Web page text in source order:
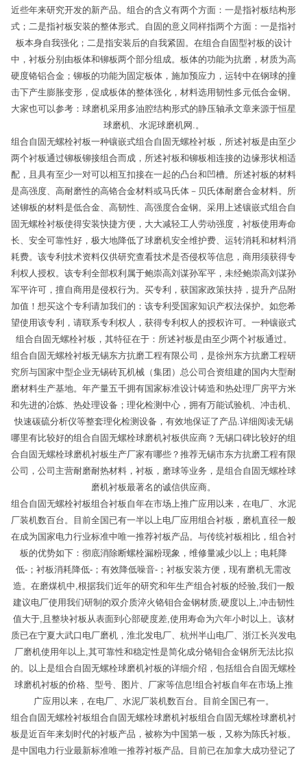
近些年来研究开发的新产品。组合的含义有两个方面：一是指衬板结构形
式；二是指衬板安装的整体形式。自固的意义同样指两个方面：一是指衬
板本身自我强化；二是指安装后的自我紧固。在组合自固型衬板的设计
中，衬板分别由板体和铆板两个部分组成。板体的功能为抗磨，材质为高
硬度铬铝合金；铆板的功能为固定板体，施加预应力，运转中在钢球的撞
击下产生膨胀变形，促成板体的整体强化，材料选用韧性多元低合金钢。
大家也可以参考：球磨机采用多油腔结构形式的静压轴承文章来源于恒星
球磨机、水泥球磨机网.。
组合自固无螺栓衬板一种镶嵌式组合自固无螺栓衬板，所述衬板是由至少
两个衬板通过铆板铆接组合而成，所述衬板和铆板相连接的边缘形状相适
配，且具有至少一对可以相互扣接在一起的凸台和凹槽。所述衬板的材料
是高强度、高耐磨性的高铬合金材料或马氏体－贝氏体耐磨合金材料。所
述铆板的材料是低合金、高韧性、高强度合金钢。采用上述镶嵌式组合自
固无螺栓衬板使得安装快捷方便，大大减轻工人劳动强度，衬板使用寿命
长、安全可靠性好，极大地降低了球磨机安全维护费、运转消耗和材料消
耗费。该专利技术资料仅供研究查看技术是否侵权等信息，商用须获得专
利权人授权。该专利全部权利属于鲍崇高刘谋孙军平，未经鲍崇高刘谋孙
军平许可，擅自商用是侵权行为。买专利，获国家政策扶持，提升产品附
加值！想买这个专利请加我们的：该专利受国家知识产权法保护。如您希
望使用该专利，请联系专利权人，获得专利权人的授权许可。一种镶嵌式
组合自固无螺栓衬板，其特征在于：所述衬板是由至少两个衬板通过。
组合自固无螺栓衬板无锡东方抗磨工程有限公司，是徐州东方抗磨工程研
究所与国家中型企业无锡砖瓦机械（集团）总公司合资组建的国内大型耐
磨材料生产基地。年产量五千拥有国家标准设计铸造和热处理厂房平方米
和先进的冶炼、热处理设备；理化检测中心，拥有万能试验机、冲击机、
快速碳硫分析仪等整套理化检测设备，有效地保证了产品.详细阅读无锡
哪里有比较好的组合自固无螺栓球磨机衬板供应商？无锡口碑比较好的组
合自固无螺栓球磨机衬板生产厂家有哪些？推荐无锡市东方抗磨工程有限
公司，公司主营耐磨耐热材料，衬板，磨球等业务，是组合自固无螺栓球
磨机衬板最著名的诚信供应商。
组合自固无螺栓衬板组合衬板自年在市场上推广应用以来，在电厂、水泥
厂装机数百台。目前全国已有一半以上电厂应用组合衬板，磨机直径一般
在成为国家电力行业标准中唯一推荐衬板产品。与传统衬板相比，组合衬
板的优势如下：彻底消除断螺栓漏粉现象，维修量减少以上；电耗降
低-；衬板消耗降低-；有效降低噪音-；衬板安装方便，现有磨机无需改
造。在磨煤机中,根据我们近年的研究和年生产组合衬板的经验,我们一般
建议电厂使用我们研制的双介质淬火铬钼合金钢材质,硬度以上,冲击韧性
值大于,且整块衬板从表面到心部硬度差,使用寿命为六年小时以上。该材
质已在宁夏大武口电厂磨机，淮北发电厂、杭州半山电厂、浙江长兴发电
厂磨机使用年以上,其可靠性和稳定性是简化成分铬钼合金钢所无法比拟
的。以上是组合自固无螺栓球磨机衬板的详细介绍，包括组合自固无螺栓
球磨机衬板的价格、型号、图片、厂家等信息!组合衬板自年在市场上推
广应用以来，在电厂、水泥厂装机数百台。目前全国已有一。
组合自固无螺栓衬板组合自固无螺栓球磨机衬板组合自固无螺栓球磨机衬
板是近百年来划时代的衬板产品，被称为中国第一板，又称为陈氏衬板。
是中国电力行业最新标准唯一推荐衬板产品。目前已在加拿大成功登记了